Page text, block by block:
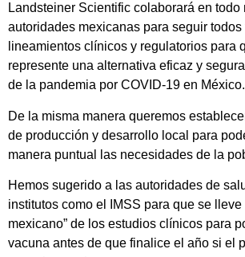
Landsteiner Scientific colaborará en todo
autoridades mexicanas para seguir
lineamientos clínicos y regulatorios para
represente una alternativa eficaz y
de la pandemia por COVID-19 en México.
De la misma manera queremos
de producción y desarrollo local para
manera puntual las necesidades de la
Hemos sugerido a las autoridades de
institutos como el IMSS para que se lleve
mexicano” de los estudios clínicos para
vacuna antes de que finalice el año si el